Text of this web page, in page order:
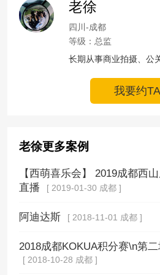
老徐
四川-成都
等级：总监
长期从事商业拍摄、公
我要约TA
老徐更多案例
【西萌喜乐会】 2019成都西
直播
[ 2019-01-30 成都 ]
阿迪达斯 [ 2018-11-01 成都 ]
2018成都KOKUA积分赛\n第
[ 2018-10-28 成都 ]